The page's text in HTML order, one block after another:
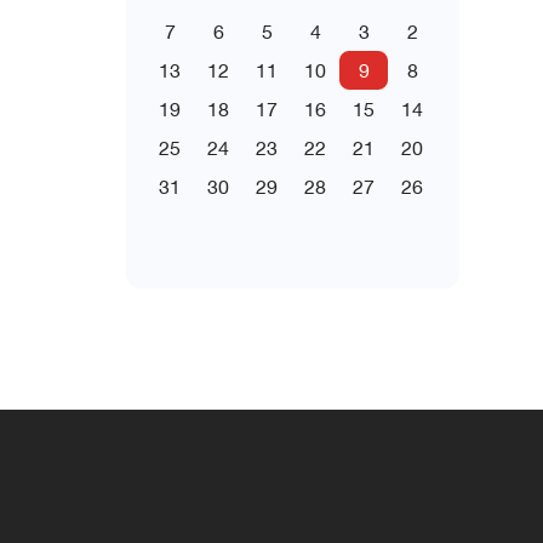
2
3
4
5
6
7
8
9
10
11
12
13
14
15
16
17
18
19
20
21
22
23
24
25
26
27
28
29
30
31